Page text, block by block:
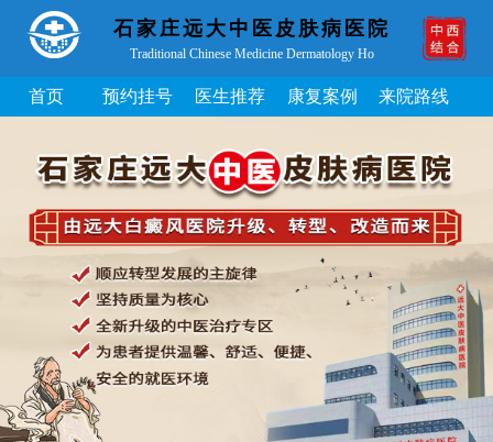
石家庄远大中医皮肤病医院
Traditional Chinese Medicine Dermatology Ho
首页 预约挂号 医生推荐 康复案例 来院路线